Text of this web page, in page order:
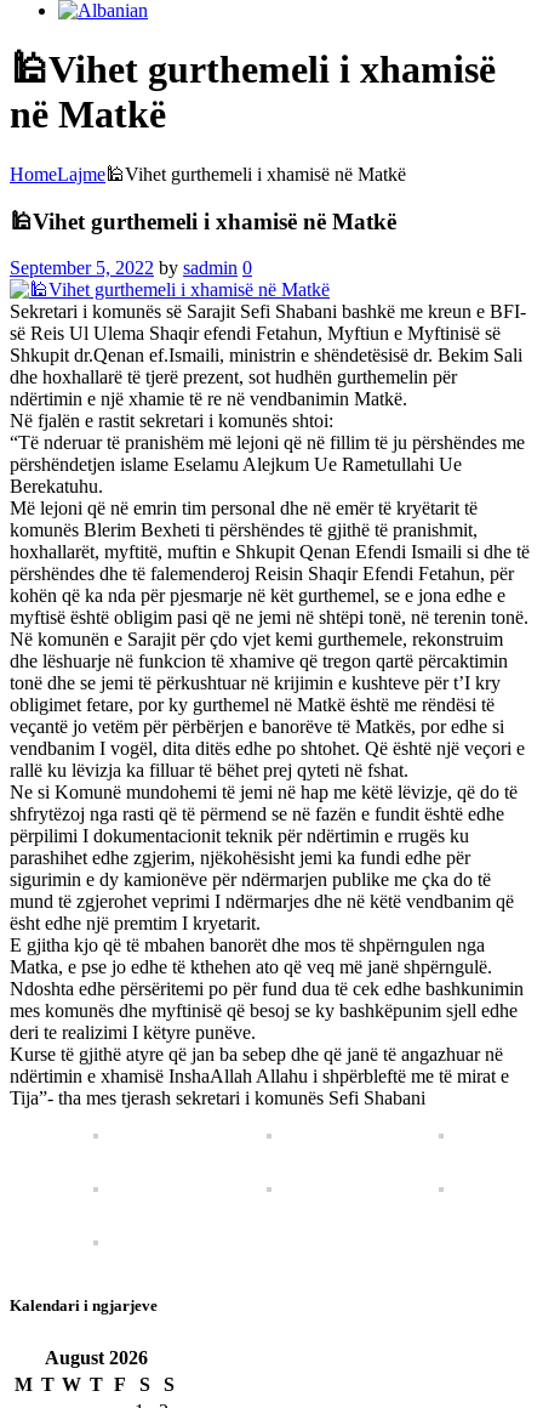
🕌Vihet gurthemeli i xhamisë
në Matkë
HomeLajme🕌Vihet gurthemeli i xhamisë në Matkë
🕌Vihet gurthemeli i xhamisë në Matkë
September 5, 2022 by sadmin 0
Sekretari i komunës së Sarajit Sefi Shabani bashkë me kreun e BFI-
së Reis Ul Ulema Shaqir efendi Fetahun, Myftiun e Myftinisë së
Shkupit dr.Qenan ef.Ismaili, ministrin e shëndetësisë dr. Bekim Sali
dhe hoxhallarë të tjerë prezent, sot hudhën gurthemelin për
ndërtimin e një xhamie të re në vendbanimin Matkë.
Në fjalën e rastit sekretari i komunës shtoi:
“Të nderuar të pranishëm më lejoni që në fillim të ju përshëndes me
përshëndetjen islame Eselamu Alejkum Ue Rametullahi Ue
Berekatuhu.
Më lejoni që në emrin tim personal dhe në emër të kryëtarit të
komunës Blerim Bexheti ti përshëndes të gjithë të pranishmit,
hoxhallarët, myftitë, muftin e Shkupit Qenan Efendi Ismaili si dhe të
përshëndes dhe të falemenderoj Reisin Shaqir Efendi Fetahun, për
kohën që ka nda për pjesmarje në kët gurthemel, se e jona edhe e
myftisë është obligim pasi që ne jemi në shtëpi tonë, në terenin tonë.
Në komunën e Sarajit për çdo vjet kemi gurthemele, rekonstruim
dhe lëshuarje në funkcion të xhamive që tregon qartë përcaktimin
tonë dhe se jemi të përkushtuar në krijimin e kushteve për t’I kry
obligimet fetare, por ky gurthemel në Matkë është me rëndësi të
veçantë jo vetëm për përbërjen e banorëve të Matkës, por edhe si
vendbanim I vogël, dita ditës edhe po shtohet. Që është një veçori e
rallë ku lëvizja ka filluar të bëhet prej qyteti në fshat.
Ne si Komunë mundohemi të jemi në hap me këtë lëvizje, që do të
shfrytëzoj nga rasti që të përmend se në fazën e fundit është edhe
përpilimi I dokumentacionit teknik për ndërtimin e rrugës ku
parashihet edhe zgjerim, njëkohësisht jemi ka fundi edhe për
sigurimin e dy kamionëve për ndërmarjen publike me çka do të
mund të zgjerohet veprimi I ndërmarjes dhe në këtë vendbanim që
ësht edhe një premtim I kryetarit.
E gjitha kjo që të mbahen banorët dhe mos të shpërngulen nga
Matka, e pse jo edhe të kthehen ato që veq më janë shpërngulë.
Ndoshta edhe përsëritemi po për fund dua të cek edhe bashkunimin
mes komunës dhe myftinisë që besoj se ky bashkëpunim sjell edhe
deri te realizimi I këtyre punëve.
Kurse të gjithë atyre që jan ba sebep dhe që janë të angazhuar në
ndërtimin e xhamisë InshaAllah Allahu i shpërbleftë me të mirat e
Tija”- tha mes tjerash sekretari i komunës Sefi Shabani
Kalendari i ngjarjeve
August 2026
M T W T F S
S